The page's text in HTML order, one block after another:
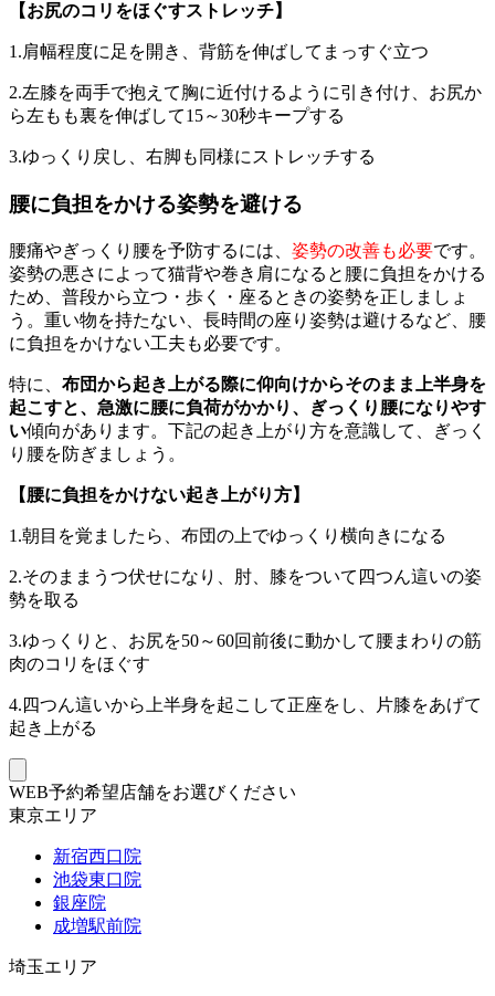
【お尻のコリをほぐすストレッチ】
1.肩幅程度に足を開き、背筋を伸ばしてまっすぐ立つ
2.左膝を両手で抱えて胸に近付けるように引き付け、お尻か
ら左もも裏を伸ばして15～30秒キープする
3.ゆっくり戻し、右脚も同様にストレッチする
腰に負担をかける姿勢を避ける
腰痛やぎっくり腰を予防するには、 姿勢の改善も必要です。
姿勢の悪さによって猫背や巻き肩になると腰に負担をかける
ため、普段から立つ・歩く・座るときの姿勢を正しましょ
う。重い物を持たない、長時間の座り姿勢は避けるなど、腰
に負担をかけない工夫も必要です。
特に、 布団から起き上がる際に仰向けからそのまま上半身を
起こすと、急激に腰に負荷がかかり、ぎっくり腰になりやす
い傾向があります。下記の起き上がり方を意識して、ぎっく
り腰を防ぎましょう。
【腰に負担をかけない起き上がり方】
1.朝目を覚ましたら、布団の上でゆっくり横向きになる
2.そのままうつ伏せになり、肘、膝をついて四つん這いの姿
勢を取る
3.ゆっくりと、お尻を50～60回前後に動かして腰まわりの筋
肉のコリをほぐす
4.四つん這いから上半身を起こして正座をし、片膝をあげて
起き上がる
WEB予約希望店舗をお選びください
東京エリア
新宿西口院
池袋東口院
銀座院
成増駅前院
埼玉エリア